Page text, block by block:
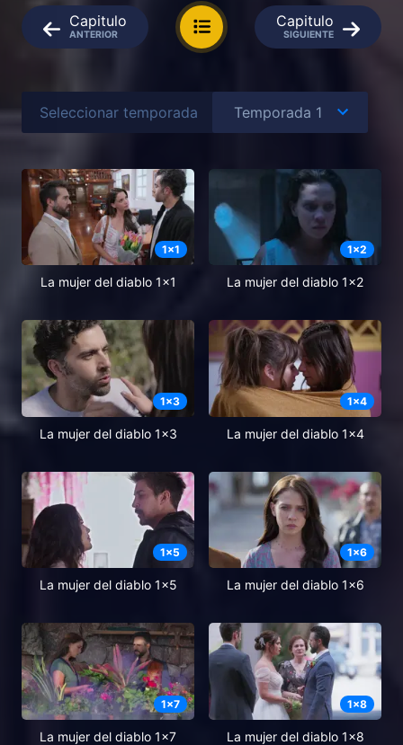
Capitulo
ANTERIOR
Capitulo
SIGUIENTE
Seleccionar temporada
1x1
La mujer del diablo 1x1
1x2
La mujer del diablo 1x2
1x3
La mujer del diablo 1x3
1x4
La mujer del diablo 1x4
1x5
La mujer del diablo 1x5
1x6
La mujer del diablo 1x6
1x7
La mujer del diablo 1x7
1x8
La mujer del diablo 1x8